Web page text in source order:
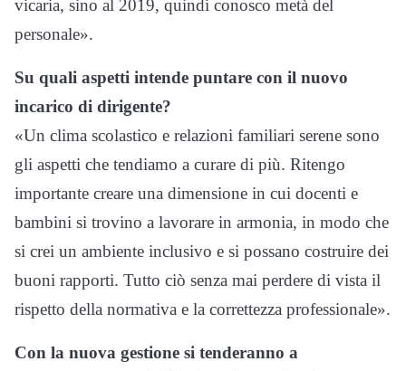
vicaria, sino al 2019, quindi conosco metà del
personale».
Su quali aspetti intende puntare con il nuovo
incarico di dirigente?
«Un clima scolastico e relazioni familiari serene sono
gli aspetti che tendiamo a curare di più. Ritengo
importante creare una dimensione in cui docenti e
bambini si trovino a lavorare in armonia, in modo che
si crei un ambiente inclusivo e si possano costruire dei
buoni rapporti. Tutto ciò senza mai perdere di vista il
rispetto della normativa e la correttezza professionale».
Con la nuova gestione si tenderanno a